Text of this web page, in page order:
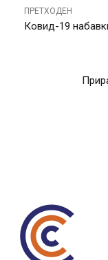
ПРЕТХОДЕН
Ковид-19